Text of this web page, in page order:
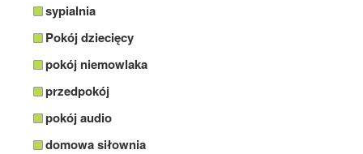
sypialnia
Pokój dziecięcy
pokój niemowlaka
przedpokój
pokój audio
domowa siłownia